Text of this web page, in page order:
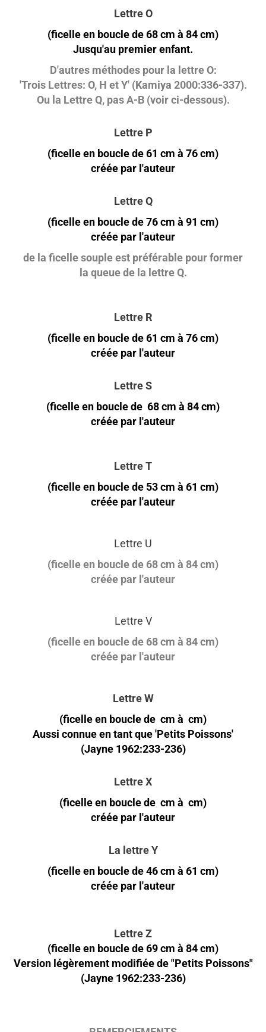
Lettre O
(ficelle en boucle de 68 cm à 84 cm)
Jusqu'au premier enfant.
D'autres méthodes pour la lettre O:
'Trois Lettres: O, H et Y' (Kamiya 2000:336-337).
Ou la Lettre Q, pas A-B (voir ci-dessous).
Lettre P
(ficelle en boucle de 61 cm à 76 cm)
créée par l'auteur
Lettre Q
(ficelle en boucle de 76 cm à 91 cm)
créée par l'auteur
de la ficelle souple est préférable pour former
la queue de la lettre Q.
Lettre R
(ficelle en boucle de 61 cm à 76 cm)
créée par l'auteur
Lettre S
(ficelle en boucle de 68 cm à 84 cm)
créée par l'auteur
Lettre T
(ficelle en boucle de 53 cm à 61 cm)
créée par l'auteur
Lettre U
(ficelle en boucle de 68 cm à 84 cm)
créée par l'auteur
Lettre V
(ficelle en boucle de 68 cm à 84 cm)
créée par l'auteur
Lettre W
(ficelle en boucle de cm à cm)
Aussi connue en tant que 'Petits Poissons'
(Jayne 1962:233-236)
Lettre X
(ficelle en boucle de cm à cm)
créée par l'auteur
La lettre Y
(ficelle en boucle de 46 cm à 61 cm)
créée par l'auteur
Lettre Z
(ficelle en boucle de 69 cm à 84 cm)
Version légèrement modifiée de "Petits Poissons"
(Jayne 1962:233-236)